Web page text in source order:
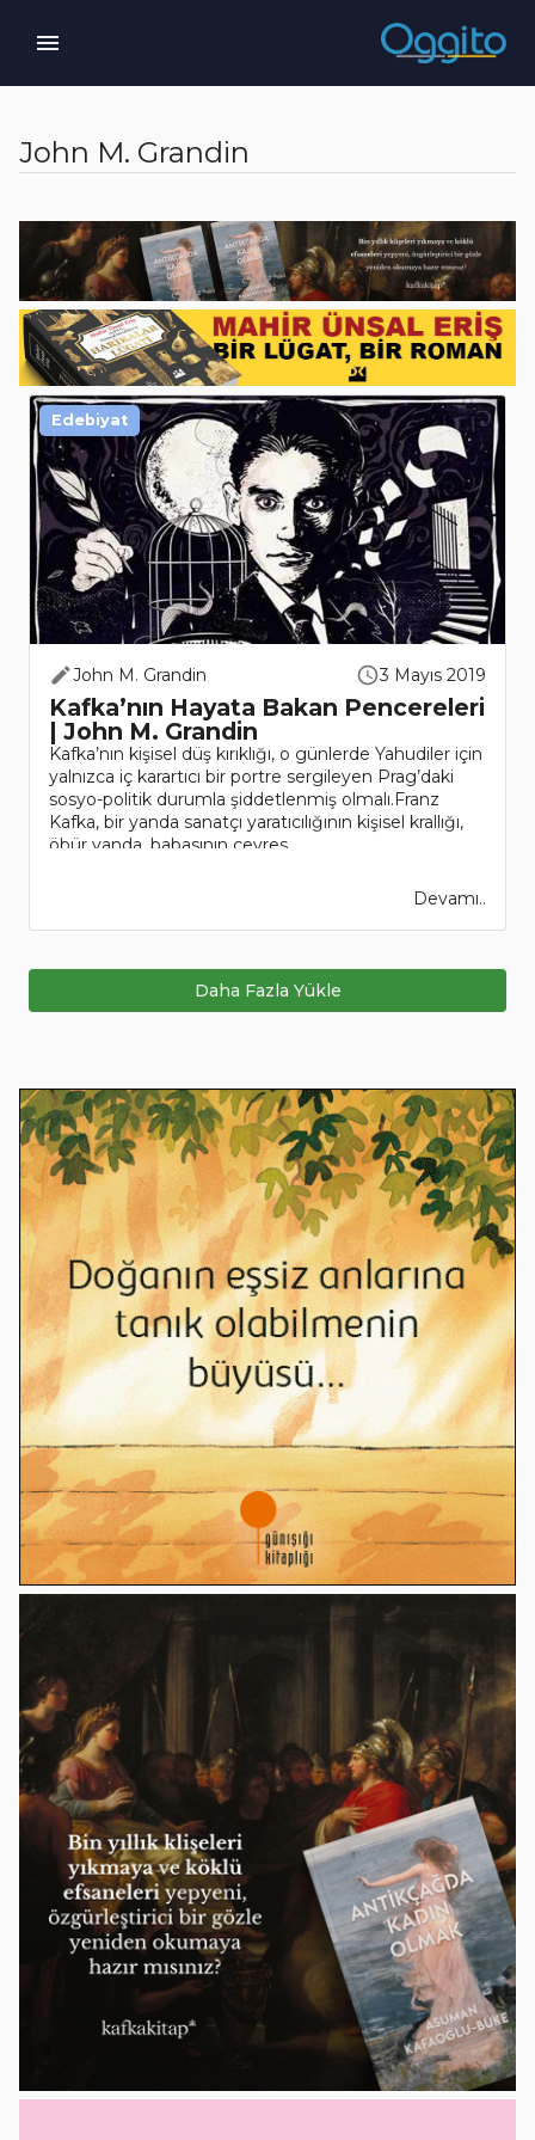
John M. Grandin
John M. Grandin 3 Mayıs 2019
Kafka’nın Hayata Bakan Pencereleri
| John M. Grandin
Kafka’nın kişisel düş kırıklığı, o günlerde Yahudiler için
yalnızca iç karartıcı bir portre sergileyen Prag’daki
sosyo-politik durumla şiddetlenmiş olmalı.Franz
Kafka, bir yanda sanatçı yaratıcılığının kişisel krallığı,
öbür yanda, babasının çevres..
Devamı..
Edebiyat
Daha Fazla Yükle